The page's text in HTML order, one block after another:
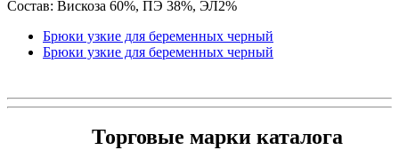
Состав: Вискоза 60%, ПЭ 38%, ЭЛ2%
Брюки узкие для беременных черный
Брюки узкие для беременных черный
Торговые марки каталога